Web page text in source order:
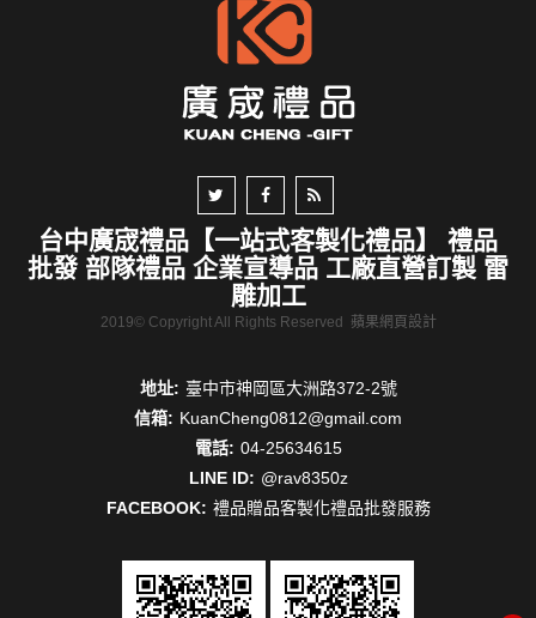
台中廣宬禮品【一站式客製化禮品】 禮品
批發 部隊禮品 企業宣導品 工廠直營訂製 雷
雕加工
2019© Copyright All Rights Reserved 蘋果網頁設計
地址: 臺中市神岡區大洲路372-2號
信箱: KuanCheng0812@gmail.com
電話: 04-25634615
LINE ID: @rav8350z
FACEBOOK: 禮品贈品客製化禮品批發服務